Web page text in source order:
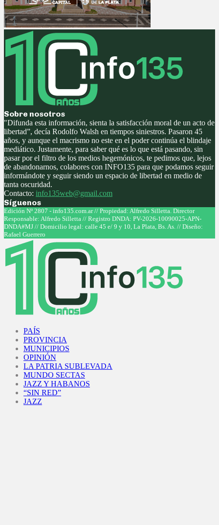
Sobre nosotros
"Difunda esta información, sienta la satisfacción moral de un acto de
libertad”, decía Rodolfo Walsh en tiempos siniestros. Pasaron 45
años, y aunque el macrismo no este en el poder continúa el blindaje
mediático. Justamente, para saber qué es lo que está pasando, sin
pasar por el filtro de los medios hegemónicos, te pedimos que, lejos
de abandonarnos, colabores con INFO135 para que podamos seguir
informándote y seguir siendo un espacio de libertad en medio de
tanta oscuridad.
Contacto: info135web@gmail.com
Síguenos
Facebook
Twitter
Instagram
Youtube
Edición Nº 2807 - info135.com.ar // Propiedad: Alfredo Silletta. Director
Responsable: Alfredo Silletta // Registro DNDA: PV-2026-10090025-APN-
DNDA#MJ // Domicilio legal: calle 45 e/ 9 y 10, La Plata, Bs. As. // Diseño:
Rafael Guerrero
PAÍS
PROVINCIA
MUNICIPIOS
OPINIÓN
LA PATRIA SUBLEVADA
MUNDO SECTAS
JAZZ Y HABANOS
“SIN RED”
JAZZ